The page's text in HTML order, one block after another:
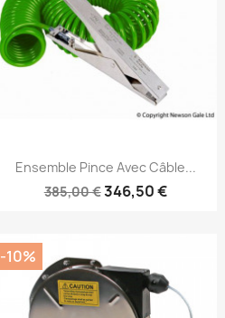
Aperçu rapide
Ensemble Pince Avec Câble...
385,00 €346,50 €
-10%